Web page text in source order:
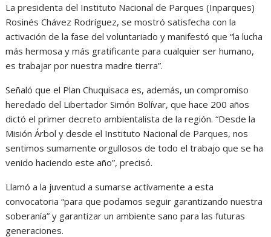
La presidenta del Instituto Nacional de Parques (Inparques)
Rosinés Chávez Rodríguez, se mostró satisfecha con la
activación de la fase del voluntariado y manifestó que “la lucha
más hermosa y más gratificante para cualquier ser humano,
es trabajar por nuestra madre tierra”.
Señaló que el Plan Chuquisaca es, además, un compromiso
heredado del Libertador Simón Bolívar, que hace 200 años
dictó el primer decreto ambientalista de la región. “Desde la
Misión Árbol y desde el Instituto Nacional de Parques, nos
sentimos sumamente orgullosos de todo el trabajo que se ha
venido haciendo este año”, precisó.
Llamó a la juventud a sumarse activamente a esta
convocatoria “para que podamos seguir garantizando nuestra
soberanía” y garantizar un ambiente sano para las futuras
generaciones.